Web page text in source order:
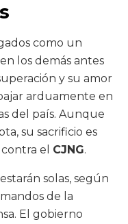
como un
los demás antes
y su amor
arduamente en
del país. Aunque
su sacrificio es
el CJNG.
solas, según
de la
El gobierno